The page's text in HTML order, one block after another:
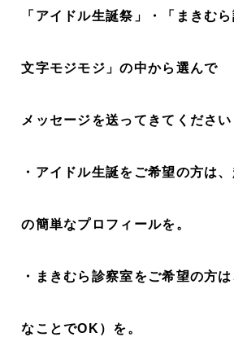
「アイドル生誕祭」・「まきむ
文字モジモジ」の中から選んで
メッセージを送ってきてください
・アイドル生誕をご希望の方は
の簡単なプロフィールを。
・まきむら診察室をご希望の方
なことでOK）を。